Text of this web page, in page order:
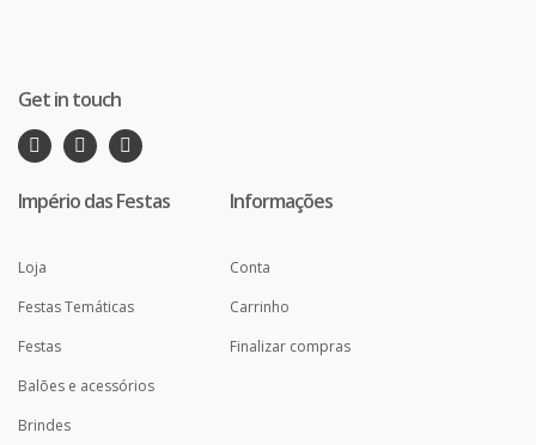
Get in touch
Império das Festas
Loja
Festas Temáticas
Festas
Balões e acessórios
Brindes
Informações
Conta
Carrinho
Finalizar compras